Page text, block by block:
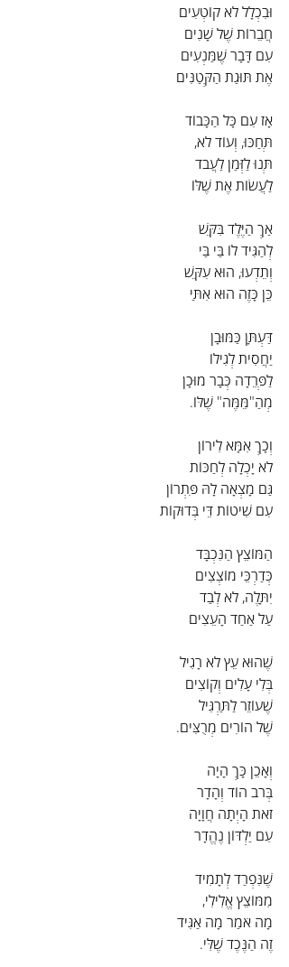
וּבִכְלָל לֹא קוֹטְעִים
חֲבֵרוֹת שֶׁל שָׁנִים
עִם דָּבָר שֶׁמַּנְעִים
אֶת תּוּגַת הַקְּטַנִּים
אָז עִם כָּל הַכָּבוֹד
תְּחַכּוּ, וְעוֹד לֹא,
תְּנוּ לַזְּמַן לַעֲבֹד
לַעֲשׂוֹת אֶת שֶׁלּוֹ
אַךְ הַיֶּלֶד בִּקֵּשׁ
לְהַגִּיד לוֹ בַּי בַּי
וְתֵדְעוּ, הוּא עִקֵּשׁ
כֵּן כָּזֶה הוּא אִתַּי
דַּעְתָּן כַּמּוּבָן
יַחֲסִית לְגִילוֹ
לַפְּרֵדָה כְּבָר מוּכָן
מְהַ"מֵּמֶּה" שֶׁלּוֹ.
וְכָךְ אִמָּא לִירוֹן
לֹא יָכְלָה לְחַכּוֹת
גַּם מָצְאָה לָהּ פִּתְרוֹן
עִם שִׁיטוֹת דֵּי בְּדוּקוֹת
הַמּוֹצֵץ הַנִּכְבָּד
כְּדַרְכֵּי מוֹצְצִים
יִתָּלֶה, לֹא לְבַד
עַל אַחַד הָעֵצִים
שֶׁהוּא עֵץ לֹא רָגִיל
בְּלִי עָלִים וְקוֹצִים
שֶׁעוֹזֵר לַתַּרְגִּיל
שֶׁל הוֹרִים מְרֻצִּים.
וְאָכֵן כָּךְ הָיָה
בְּרֹב הוֹד וְהָדָר
זֹאת הָיְתָה חֲוָיָה
עִם יַלְדּוֹן נֶהֱדָר
שֶׁנִּפְרַד לְתָמִיד
מִמּוֹצֵץ אֱלִילִי,
מָה אֹמַר מָה אַגִּיד
זֶה הַנֶּכֶד שֶׁלִּי.